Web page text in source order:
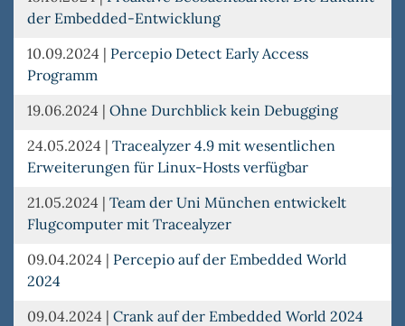
der Embedded-Entwicklung
10.09.2024 | Percepio Detect Early Access
Programm
19.06.2024 | Ohne Durchblick kein Debugging
24.05.2024 | Tracealyzer 4.9 mit wesentlichen
Erweiterungen für Linux-Hosts verfügbar
21.05.2024 | Team der Uni München entwickelt
Flugcomputer mit Tracealyzer
09.04.2024 | Percepio auf der Embedded World
2024
09.04.2024 | Crank auf der Embedded World 2024